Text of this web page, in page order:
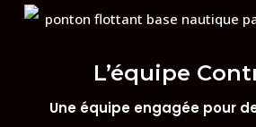
L’équipe
Une équipe engagée pour